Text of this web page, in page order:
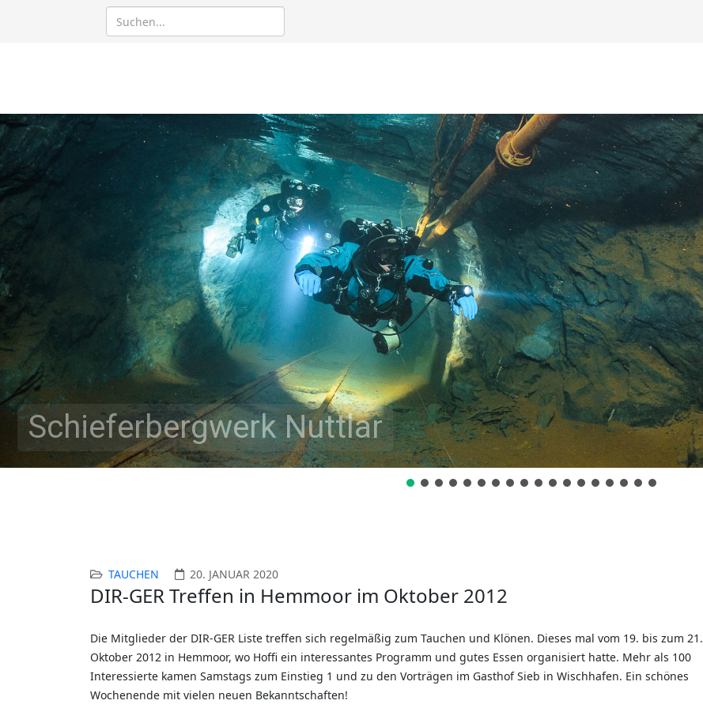
Schieferbergwerk Nuttlar
TAUCHEN 20. JANUAR 2020
DIR-GER Treffen in Hemmoor im Oktober 2012
Die Mitglieder der DIR-GER Liste treffen sich regelmäßig zum Tauchen und Klönen. Dieses mal vom 19. bis zum 21.
Oktober 2012 in Hemmoor, wo Hoffi ein interessantes Programm und gutes Essen organisiert hatte. Mehr als 100
Interessierte kamen Samstags zum Einstieg 1 und zu den Vorträgen im Gasthof Sieb in Wischhafen. Ein schönes
Wochenende mit vielen neuen Bekanntschaften!